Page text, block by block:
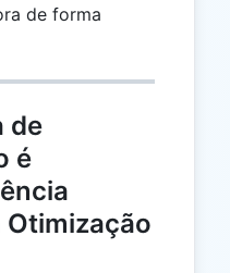
de forma
de
é
Otimização